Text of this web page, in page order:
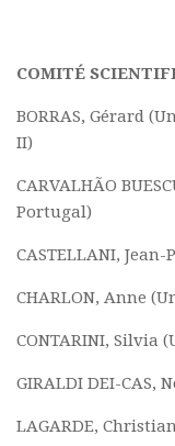
Minutes de Fred
Vous abonner /
Commander un
Pour publier
Normes
COMITÉ
BORRAS, Gérard
II)
CARVALHÃO
Portugal)
CASTELLANI,
CHARLON, Anne
CONTARINI, Silvia
GIRALDI DEI-CAS,
LAGARDE,